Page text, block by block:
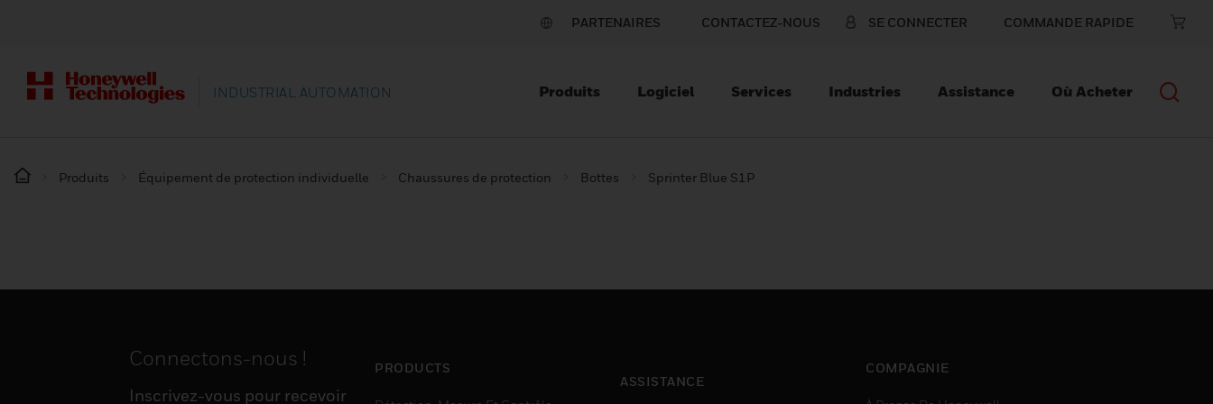
PARTENAIRES CONTACTEZ-NOUS SE CONNECTER COMMANDE RAPIDE
INDUSTRIAL AUTOMATION Produits Logiciel Services Industries Assistance Où Acheter
Produits Équipement de protection individuelle Chaussures de protection Bottes Sprinter Blue S1P
Connectons-nous !
Inscrivez-vous pour recevoir
PRODUCTS
ASSISTANCE
COMPAGNIE